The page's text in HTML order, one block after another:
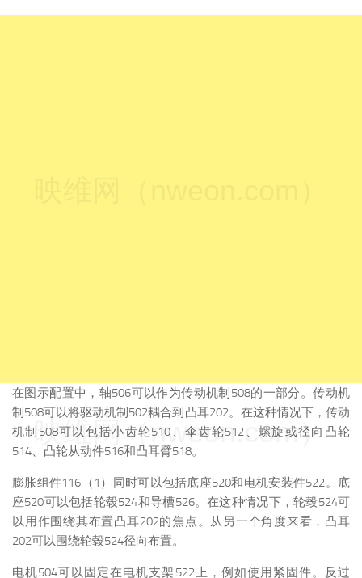
在图示配置中，轴506可以作为传动机制508的一部分。传动机
制508可以将驱动机制502耦合到凸耳202。在这种情况下，传动
机制508可以包括小齿轮510、伞齿轮512、螺旋或径向凸轮
514、凸轮从动件516和凸耳臂518。
膨胀组件116（1）同时可以包括底座520和电机安装件522。底
座520可以包括轮毂524和导槽526。在这种情况下，轮毂524可
以用作围绕其布置凸耳202的焦点。从另一个角度来看，凸耳
202可以围绕轮毂524径向布置。
电机504可以固定在电机支架522上，例如使用紧固件。反过
映维网（nweon.com）